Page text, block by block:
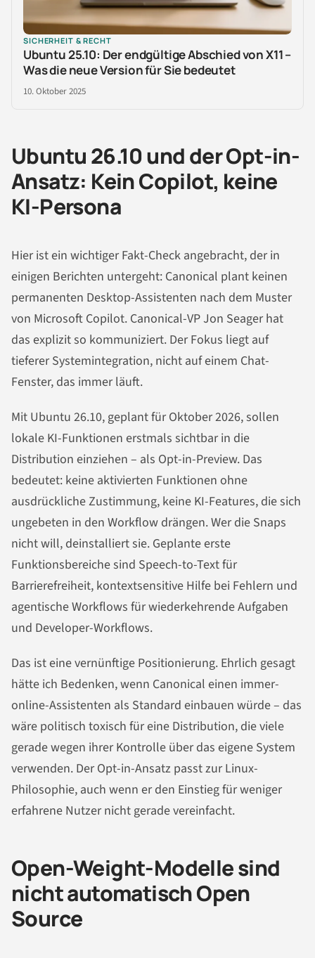
SICHERHEIT & RECHT
Ubuntu 25.10: Der endgültige Abschied von X11 –
Was die neue Version für Sie bedeutet
10. Oktober 2025
Ubuntu 26.10 und der Opt-in-
Ansatz: Kein Copilot, keine
KI-Persona
Hier ist ein wichtiger Fakt-Check angebracht, der in
einigen Berichten untergeht: Canonical plant keinen
permanenten Desktop-Assistenten nach dem Muster
von Microsoft Copilot. Canonical-VP Jon Seager hat
das explizit so kommuniziert. Der Fokus liegt auf
tieferer Systemintegration, nicht auf einem Chat-
Fenster, das immer läuft.
Mit Ubuntu 26.10, geplant für Oktober 2026, sollen
lokale KI-Funktionen erstmals sichtbar in die
Distribution einziehen – als Opt-in-Preview. Das
bedeutet: keine aktivierten Funktionen ohne
ausdrückliche Zustimmung, keine KI-Features, die sich
ungebeten in den Workflow drängen. Wer die Snaps
nicht will, deinstalliert sie. Geplante erste
Funktionsbereiche sind Speech-to-Text für
Barrierefreiheit, kontextsensitive Hilfe bei Fehlern und
agentische Workflows für wiederkehrende Aufgaben
und Developer-Workflows.
Das ist eine vernünftige Positionierung. Ehrlich gesagt
hätte ich Bedenken, wenn Canonical einen immer-
online-Assistenten als Standard einbauen würde – das
wäre politisch toxisch für eine Distribution, die viele
gerade wegen ihrer Kontrolle über das eigene System
verwenden. Der Opt-in-Ansatz passt zur Linux-
Philosophie, auch wenn er den Einstieg für weniger
erfahrene Nutzer nicht gerade vereinfacht.
Open-Weight-Modelle sind
nicht automatisch Open
Source